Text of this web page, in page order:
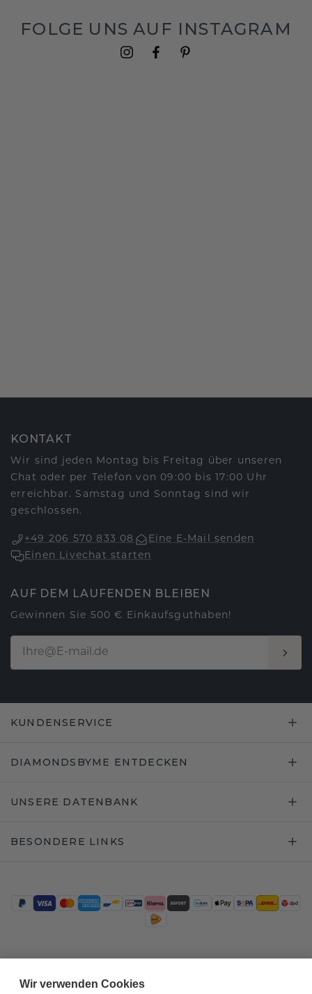
FOLGE UNS AUF INSTAGRAM
KONTAKT
Wir sind jeden Montag bis Freitag über unseren
Chat oder per Telefon von 09:00 bis 17:00 Uhr
erreichbar. Samstag und Sonntag sind wir
geschlossen.
+49 206 570 833 08
Eine E-Mail senden
Einen Livechat starten
AUF DEM LAUFENDEN BLEIBEN
Gewinnen Sie 500 € Einkaufsguthaben!
KUNDENSERVICE
DIAMONDSBYME ENTDECKEN
UNSERE DATENBANK
BESONDERE LINKS
Wir verwenden Cookies